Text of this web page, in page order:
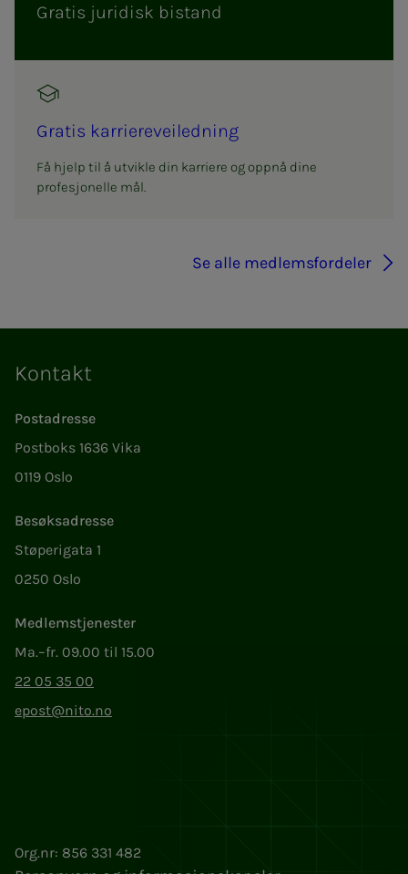
Gra­­­tis ju­ri­­­disk bi­­­stand
Gra­­­tis kar­rie­r­e­vei­­­led­­­ning
Få hjelp til å utvikle din karriere og oppnå dine
profesjonelle mål.
Se alle medlemsfordeler
Kontakt
Postadresse
Postboks 1636 Vika
0119 Oslo
Besøksadresse
Støperigata 1
0250 Oslo
Medlemstjenester
Ma.–fr. 09.00 til 15.00
22 05 35 00
epost@nito.no
Org.nr: 856 331 482